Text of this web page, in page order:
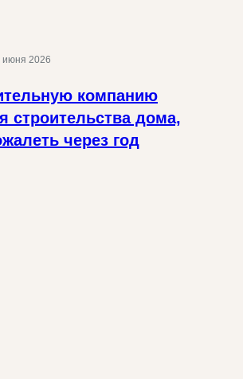
компанию
строительства дома,
через год
июня 2026